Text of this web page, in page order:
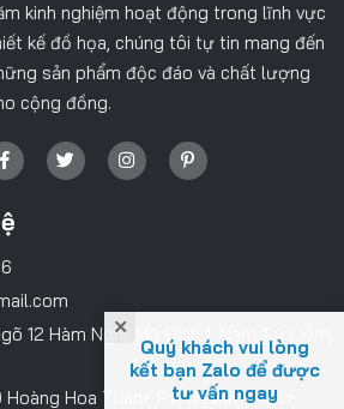
kinh nghiệm hoạt động trong lĩnh vực
kế đồ họa, chúng tôi tự tin mang đến
sản phẩm độc đáo và chất lượng
cộng đồng.
12 Hàm Nghi, Mỹ Đình 1, Nam Từ Liêm,
Hoàng Hoa Thám, P7, Q.Bình Thạnh,
Quý khách vui lòng
kết bạn Zalo để được
tư vấn ngay